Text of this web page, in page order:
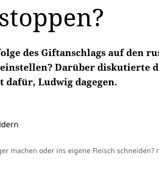
des Giftanschlags auf den
Darüber diskutierte
Ludwig dagegen.
machen oder ins eigene Fleisch schneiden?